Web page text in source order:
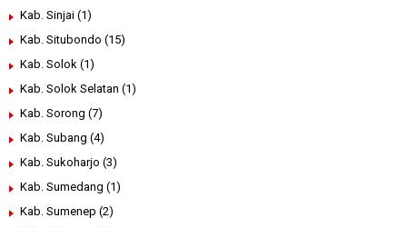
Kab. Sinjai (1)
Kab. Situbondo (15)
Kab. Solok (1)
Kab. Solok Selatan (1)
Kab. Sorong (7)
Kab. Subang (4)
Kab. Sukoharjo (3)
Kab. Sumedang (1)
Kab. Sumenep (2)